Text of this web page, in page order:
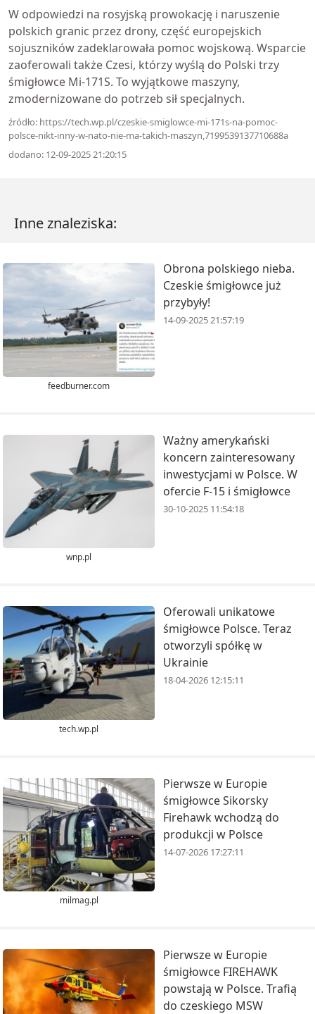
W odpowiedzi na rosyjską prowokację i naruszenie
polskich granic przez drony, część europejskich
sojuszników zadeklarowała pomoc wojskową. Wsparcie
zaoferowali także Czesi, którzy wyślą do Polski trzy
śmigłowce Mi-171S. To wyjątkowe maszyny,
zmodernizowane do potrzeb sił specjalnych.
źródło: https://tech.wp.pl/czeskie-smiglowce-mi-171s-na-pomoc-
polsce-nikt-inny-w-nato-nie-ma-takich-maszyn,7199539137710688a
dodano: 12-09-2025 21:20:15
Inne znaleziska:
feedburner.com
Obrona polskiego nieba.
Czeskie śmigłowce już
przybyły!
14-09-2025 21:57:19
wnp.pl
Ważny amerykański
koncern zainteresowany
inwestycjami w Polsce. W
ofercie F-15 i śmigłowce
30-10-2025 11:54:18
tech.wp.pl
Oferowali unikatowe
śmigłowce Polsce. Teraz
otworzyli spółkę w
Ukrainie
18-04-2026 12:15:11
milmag.pl
Pierwsze w Europie
śmigłowce Sikorsky
Firehawk wchodzą do
produkcji w Polsce
14-07-2026 17:27:11
Pierwsze w Europie
śmigłowce FIREHAWK
powstają w Polsce. Trafią
do czeskiego MSW